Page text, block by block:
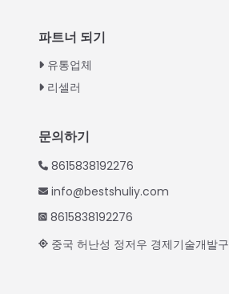
파트너 되기
유통업체
리셀러
문의하기
8615838192276
info@bestshuliy.com
8615838192276
중국 허난성 정저우 경제기술개발구
Vietnamese
Thai